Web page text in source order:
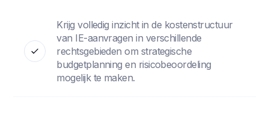
Krijg volledig inzicht in de kostenstructuur
van IE-aanvragen in verschillende
rechtsgebieden om strategische
budgetplanning en risicobeoordeling
mogelijk te maken.